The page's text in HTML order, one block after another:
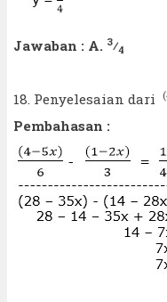
Jawaban : A. 3⁄4
18. Penyelesaian dari
Pembahasan :